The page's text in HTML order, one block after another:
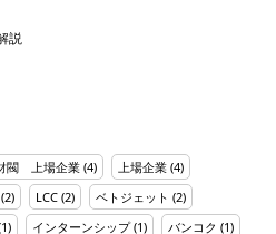
説
閥 上場企業 (4) 上場企業 (4)
LCC (2) ベトジェット (2)
インターンシップ(1) バンコク (1)